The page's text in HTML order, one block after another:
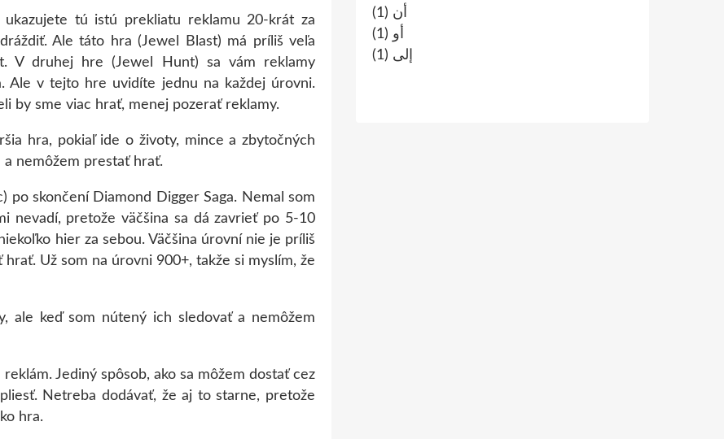
tú istú prekliatu reklamu 20-krát za
Ale táto hra (Jewel Blast) má príliš veľa
V druhej hre (Jewel Hunt) sa vám reklamy
Ale v tejto hre uvidíte jednu na každej úrovni.
by sme viac hrať, menej pozerať reklamy.
hra, pokiaľ ide o životy, mince a zbytočných
a nemôžem prestať hrať.
po skončení Diamond Digger Saga. Nemal som
nevadí, pretože väčšina sa dá zavrieť po 5-10
hier za sebou. Väčšina úrovní nie je príliš
Už som na úrovni 900+, takže si myslím, že
ale keď som nútený ich sledovať a nemôžem
Jediný spôsob, ako sa môžem dostať cez
Netreba dodávať, že aj to starne, pretože
hra.
أن (1)
أو (1)
إلى (1)